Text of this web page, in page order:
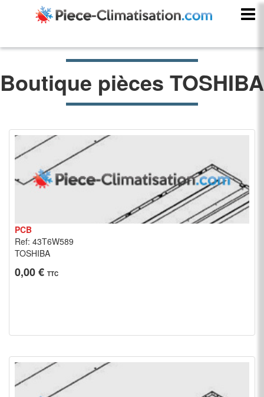
Boutique pièces TOSHIBA
PCB
Ref: 43T6W589
TOSHIBA
0,00 € TTC